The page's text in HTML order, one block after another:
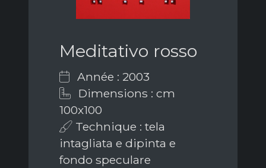
Meditativo rosso
Année : 2003
Dimensions : cm
100x100
Technique : tela
intagliata e dipinta e
fondo speculare